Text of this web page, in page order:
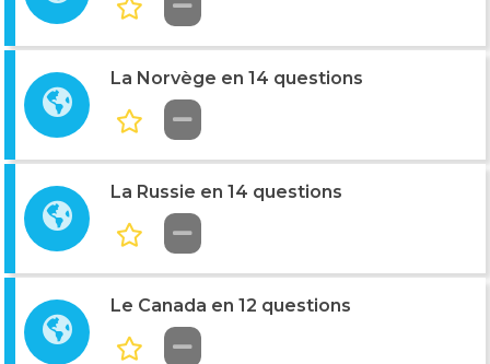
La Norvège en 14 questions
La Russie en 14 questions
Le Canada en 12 questions